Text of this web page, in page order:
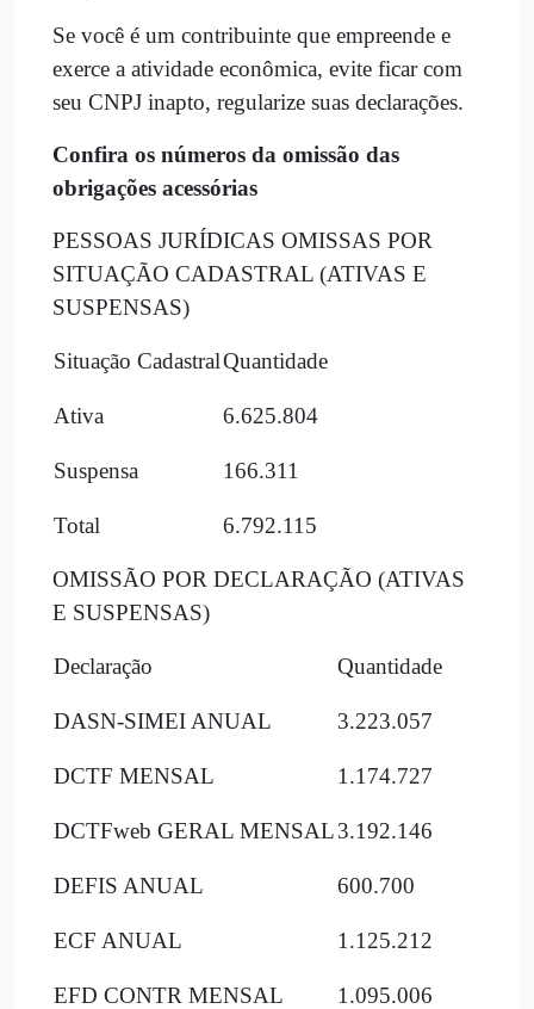
Se você é um contribuinte que empreende e
exerce a atividade econômica, evite ficar com
seu CNPJ inapto, regularize suas declarações.
Confira os números da omissão das
obrigações acessórias
PESSOAS JURÍDICAS OMISSAS POR
SITUAÇÃO CADASTRAL (ATIVAS E
SUSPENSAS)
Situação CadastralQuantidade
Ativa 6.625.804
Suspensa 166.311
Total 6.792.115
OMISSÃO POR DECLARAÇÃO (ATIVAS
E SUSPENSAS)
Declaração Quantidade
DASN-SIMEI ANUAL 3.223.057
DCTF MENSAL 1.174.727
DCTFweb GERAL MENSAL3.192.146
DEFIS ANUAL 600.700
ECF ANUAL 1.125.212
EFD CONTR MENSAL 1.095.006